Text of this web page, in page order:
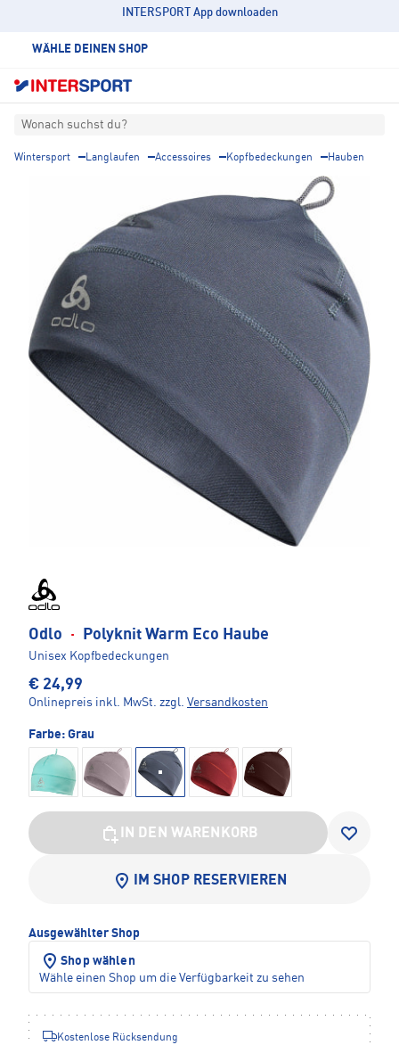
INTERSPORT App downloaden
WÄHLE DEINEN SHOP
Wonach suchst du?
Wintersport Langlaufen Accessoires Kopfbedeckungen Hauben
Odlo · Polyknit Warm Eco Haube
Unisex Kopfbedeckungen
€ 24,99
Onlinepreis inkl. MwSt. zzgl. Versandkosten
Farbe: Grau
IN DEN WARENKORB
IM SHOP RESERVIEREN
Ausgewählter Shop
Shop wählen
Wähle einen Shop um die Verfügbarkeit zu sehen
Kostenlose Rücksendung